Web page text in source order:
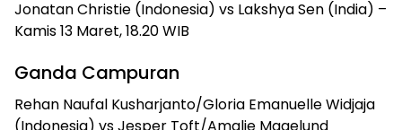
Jonatan Christie (Indonesia) vs Lakshya Sen (India) –
Kamis 13 Maret, 18.20 WIB
Ganda Campuran
Rehan Naufal Kusharjanto/Gloria Emanuelle Widjaja
(Indonesia) vs Jesper Toft/Amalie Magelund